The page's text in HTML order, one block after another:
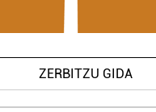
ZERBITZU GIDA